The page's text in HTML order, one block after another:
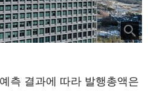
측 결과에 따라 발행총액은